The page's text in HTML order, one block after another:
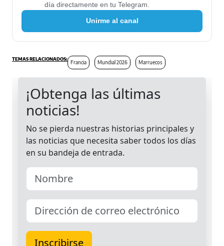
día directamente en tu Telegram.
Unirme al canal
Francia Mundial 2026 Marruecos